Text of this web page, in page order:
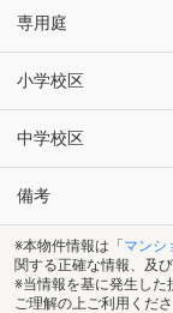
専用庭
小学校区
中学校区
備考
※本物件情報は「 マンシ
関する正確な情報、及
※当情報を基に発生した
ご理解の上ご利用くださ